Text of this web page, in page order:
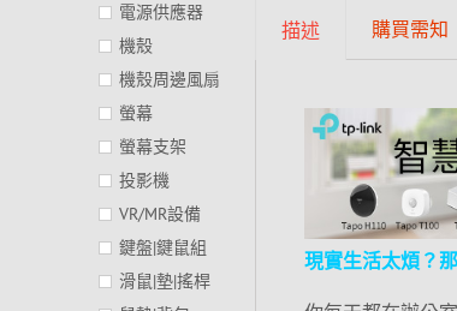
描述 購買需知
現實生活太煩？
電源供應器
機殼
機殼周邊風扇
螢幕
螢幕支架
投影機
VR/MR設備
鍵盤|鍵鼠組
滑鼠|墊|搖桿